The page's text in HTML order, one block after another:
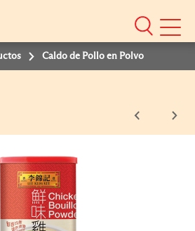
Mobile
Menu
Caldo de Pollo en Polvo